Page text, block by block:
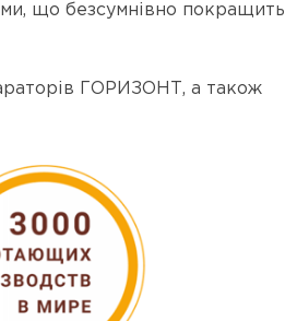
що безсумнівно покращить
ГОРИЗОНТ, а також